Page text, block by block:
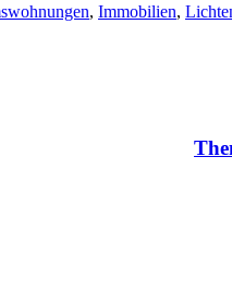
, Immobilien,